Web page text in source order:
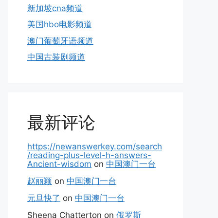
新加坡cna频道
美国hbo电影频道
澳门葡萄牙语频道
中国古装剧频道
最新评论
https://newanswerkey.com/search
/reading-plus-level-h-answers-
Ancient-wisdom on 中国澳门一台
赵丽颖 on 中国澳门一台
元旦快了 on 中国澳门一台
Sheena Chatterton on 俄罗斯